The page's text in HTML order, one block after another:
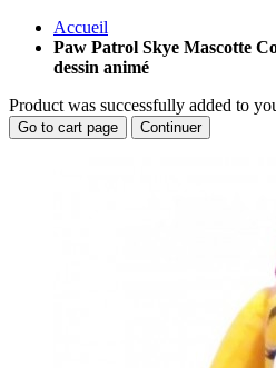
Accueil
Paw Patrol Skye Mascotte
dessin animé
Product was successfully added to
Go to cart page Continuer